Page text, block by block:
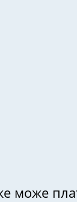
може